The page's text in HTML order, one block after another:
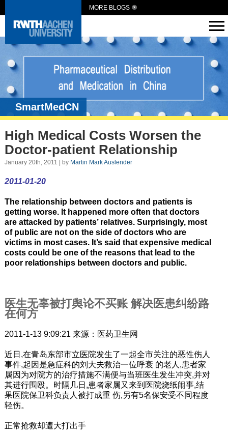
MORE BLOGS
SmartMedCN
High Medical Costs Worsen the
Doctor-patient Relationship
January 20th, 2011 | by Martin Mark Auslender
2011-01-20
The relationship between doctors and patients is
getting worse. It happened more often that doctors
are attacked by patients’ relatives. Surprisingly, most
of public are not on the side of doctors who are
victims in most cases. It’s said that expensive medical
costs could be one of the reasons that lead to the
poor relationships between doctors and public.
医生无辜被打舆论不买账 解决医患纠纷路
在何方
2011-1-13 9:09:21 来源：医药卫生网
近日,在青岛东部市立医院发生了一起全市关注的恶性伤人
事件,起因是急症科的刘大夫救治一位呼衰 的老人,患者家
属因为对院方的治疗措施不满便与当班医生发生冲突,并对
其进行围殴。时隔几日,患者家属又来到医院烧纸闹事,结
果医院保卫科负责人被打成重 伤,另有5名保安受不同程度
轻伤。
正常抢救却遭大打出手